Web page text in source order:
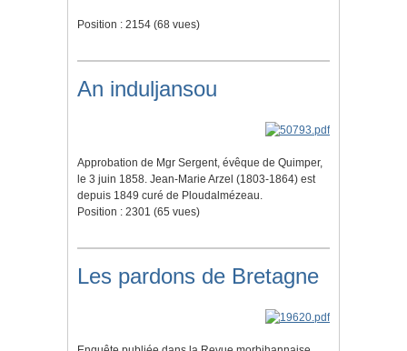
Position : 2154 (68 vues)
An induljansou
Approbation de Mgr Sergent, évêque de Quimper,
le 3 juin 1858. Jean-Marie Arzel (1803-1864) est
depuis 1849 curé de Ploudalmézeau.
Position : 2301 (65 vues)
Les pardons de Bretagne